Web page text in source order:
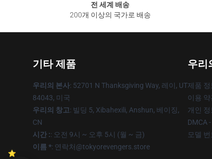
전 세계 배송
200개 이상의 국가로 배송
기타 제품
우리의 본사: 52701 N Thanksgiving Way, 레이, UT
84043, 미국
우리의 창고: 빌딩 5, Xibahexili, Anshun, 베이징,
CN
시간 :: 오전 9시 ~ 오후 5시 (월 ~ 금)
이름 *: 연락처@tokyorevengers.store
우리
제품 정
이용 약
개인 정
DMCA
모델